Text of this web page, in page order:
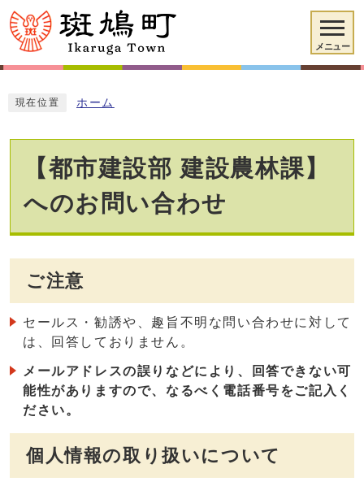
メニュー
現在位置 ホーム
【都市建設部 建設農林課】
へのお問い合わせ
ご注意
セールス・勧誘や、趣旨不明な問い合わせに対して
は、回答しておりません。
メールアドレスの誤りなどにより、回答できない可
能性がありますので、なるべく電話番号をご記入く
ださい。
個人情報の取り扱いについて